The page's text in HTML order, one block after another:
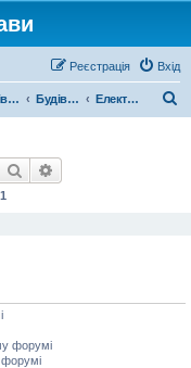
Вхід
Реєстрація
Будівництво Будівельний технопарк Електрообладнання
Пошук
1
форумі